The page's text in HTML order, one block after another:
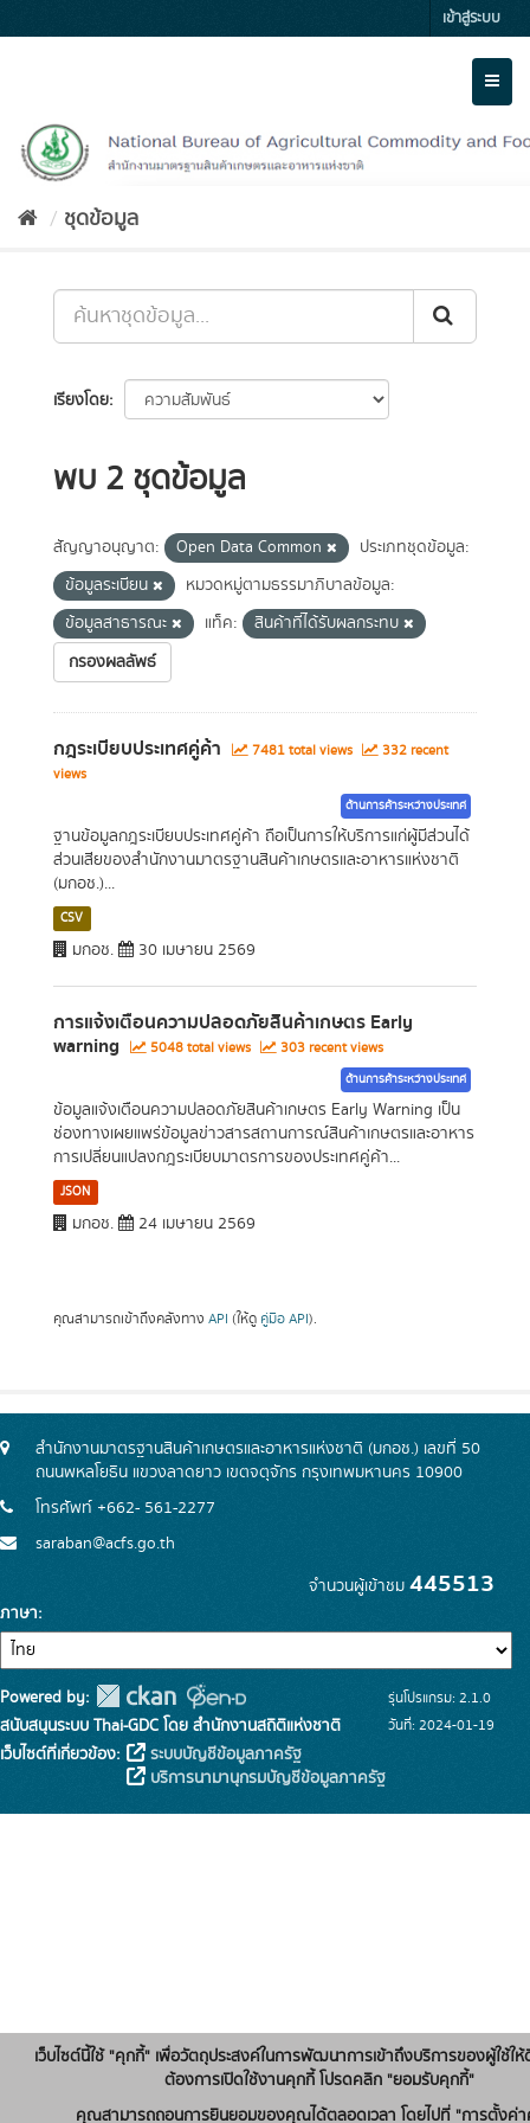
to
เข้าสู่ระบบ
ชุดข้อมูล
เรียงโดย
พบ 2 ชุดข้อมูล
สัญญาอนุญาต: Open Data Common
ประเภทชุดข้อมูล:
ข้อมูลระเบียน
หมวดหมู่ตามธรรมาภิบาลข้อมูล:
ข้อมูลสาธารณะ
แท็ค:
สินค้าที่ได้รับผลกระทบ
กรองผลลัพธ์
กฎระเบียบประเทศคู่ค้า 7481 total views
332 recent
views
ด้านการค้าระหว่างประเทศ
ฐานข้อมูลกฎระเบียบประเทศคู่ค้า ถือเป็นการให้บริการแก่ผู้มีส่วนได้
ส่วนเสียของสำนักงานมาตรฐานสินค้าเกษตรและอาหารแห่งชาติ
(มกอช.)...
CSV
มกอช. 30 เมษายน 2569
การแจ้งเตือนความปลอดภัยสินค้าเกษตร Early
warning 5048 total views 303 recent views
ด้านการค้าระหว่างประเทศ
ข้อมูลแจ้งเตือนความปลอดภัยสินค้าเกษตร Early Warning เป็น
ช่องทางเผยแพร่ข้อมูลข่าวสารสถานการณ์สินค้าเกษตรและอาหาร
การเปลี่ยนแปลงกฎระเบียบมาตรการของประเทศคู่ค้า...
JSON
มกอช. 24 เมษายน 2569
คุณสามารถเข้าถึงคลังทาง API (ให้ดู คู่มือ API).
สำนักงานมาตรฐานสินค้าเกษตรและอาหารแห่งชาติ (มกอช.) เลขที่ 50
ถนนพหลโยธิน แขวงลาดยาว เขตจตุจักร กรุงเทพมหานคร 10900
โทรศัพท์ +662- 561-2277
saraban@acfs.go.th
จำนวนผู้เข้าชม 445513
ภาษา
Powered by:
สนับสนุนระบบ Thai-GDC โดย สำนักงานสถิติแห่งชาติ
เว็บไซต์ที่เกี่ยวข้อง:
ระบบบัญชีข้อมูลภาครัฐ
บริการนามานุกรมบัญชีข้อมูลภาครัฐ
รุ่นโปรแกรม: 2.1.0
วันที่: 2024-01-19
เว็บไซต์นี้ใช้ "คุกกี้" เพื่อวัตถุประสงค์ในการพัฒนาการเข้าถึงบริการของผู้ใช้ใ
ต้องการเปิดใช้งานคุกกี้ โปรดคลิก "ยอมรับคุกกี้"
คุณสามารถถอนการยินยอมของคุณได้ตลอดเวลา โดยไปที่ "การตั้งค่